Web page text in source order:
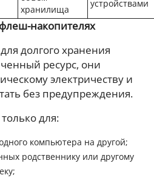
хранилища
устройствами
накопителях
долгого хранения
ресурс, они
электричеству и
без предупреждения.
для:
компьютера на другой;
родственнику или другому